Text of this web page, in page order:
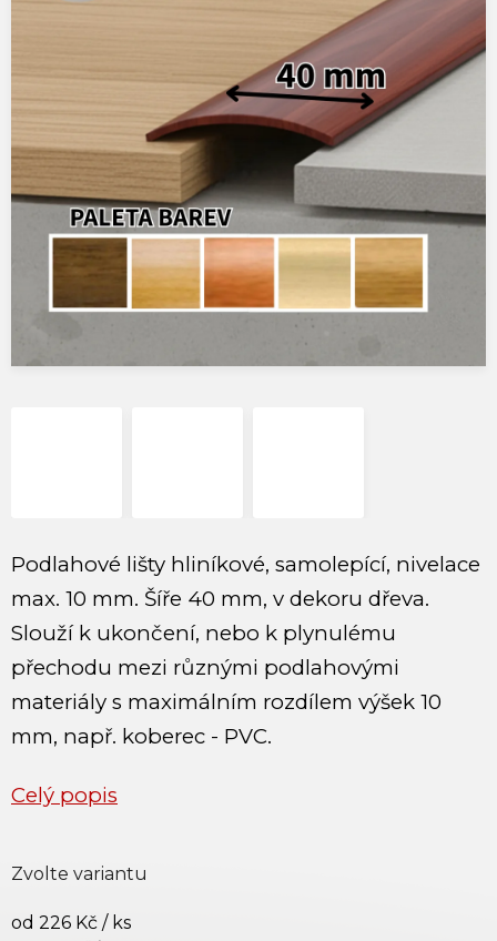
Podlahové lišty hliníkové, samolepící, nivelace
max. 10 mm. Šíře 40 mm, v dekoru dřeva.
Slouží k ukončení, nebo k plynulému
přechodu mezi různými podlahovými
materiály s maximálním rozdílem výšek 10
mm, např. koberec - PVC.
Celý popis
od 226 Kč / ks
Zvolte variantu